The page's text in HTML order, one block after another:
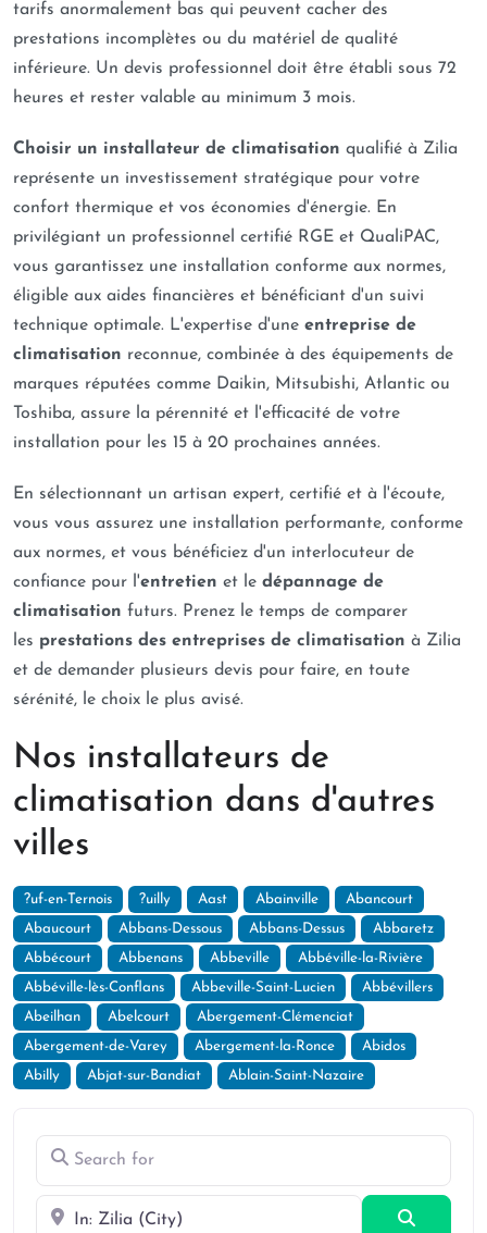
Search for
Near
tarifs anormalement bas qui peuvent cacher des
prestations incomplètes ou du matériel de qualité
inférieure. Un devis professionnel doit être établi sous 72
heures et rester valable au minimum 3 mois.
Choisir un installateur de climatisation qualifié à Zilia
représente un investissement stratégique pour votre
confort thermique et vos économies d'énergie. En
privilégiant un professionnel certifié RGE et QualiPAC,
vous garantissez une installation conforme aux normes,
éligible aux aides financières et bénéficiant d'un suivi
technique optimale. L'expertise d'une entreprise de
climatisation reconnue, combinée à des équipements de
marques réputées comme Daikin, Mitsubishi, Atlantic ou
Toshiba, assure la pérennité et l'efficacité de votre
installation pour les 15 à 20 prochaines années.
En sélectionnant un artisan expert, certifié et à l'écoute,
vous vous assurez une installation performante, conforme
aux normes, et vous bénéficiez d'un interlocuteur de
confiance pour l'entretien et le dépannage de
climatisation futurs. Prenez le temps de comparer
les prestations des entreprises de climatisation à Zilia
et de demander plusieurs devis pour faire, en toute
sérénité, le choix le plus avisé.
Nos installateurs de
climatisation dans d'autres
villes
?uf-en-Ternois ?uilly Aast Abainville Abancourt
Abaucourt Abbans-Dessous Abbans-Dessus Abbaretz
Abbécourt Abbenans Abbeville Abbéville-la-Rivière
Abbéville-lès-Conflans Abbeville-Saint-Lucien Abbévillers
Abeilhan Abelcourt Abergement-Clémenciat
Abergement-de-Varey Abergement-la-Ronce Abidos
Abilly Abjat-sur-Bandiat Ablain-Saint-Nazaire